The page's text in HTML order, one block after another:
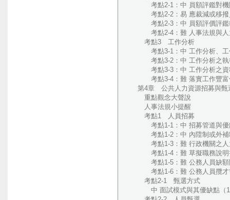
考點2-1：中 員額評鑑對機關
考點2-2：易 應裁減或移撥員
考點2-3：中 員額評價評鑑範
考點2-4：難 人事法規與人力
考點3 工作分析
考點3-1：中 工作分析、工作
考點3-2：中 工作分析之執
考點3-3：中 工作分析之資料
考點3-4：難 落實工作豐富化
第4章 公共人力資源招募與甄
重點觀念大聲說
人事法規小提醒
考點1 人員招募
考點1-1：中 招募管道與優缺
考點1-2：中 內陞制或外補制
考點1-3：難 行政機關之人
考點1-4：難 草擬職務說明
考點1-5：難 公務人員缺額
考點1-6：難 公務人員攬才
考點2-1 甄選方式
中 面試模式與其優缺點（